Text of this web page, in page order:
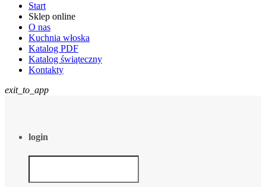
Start
Sklep online
O nas
Kuchnia włoska
Katalog PDF
Katalog świąteczny
Kontakty
exit_to_app
login